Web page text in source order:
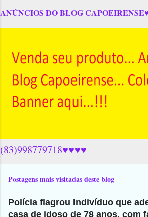
ANÚNCIOS DO BLOG
(83)998779718♥♥♥♥
Postagens mais visitadas deste blog
Polícia flagrou Indivíduo que
casa de idoso de 78 anos, com